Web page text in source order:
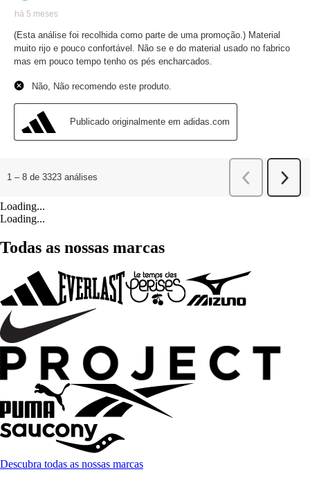
Loading...
Loading...
Todas as nossas marcas
Descubra todas as nossas marcas